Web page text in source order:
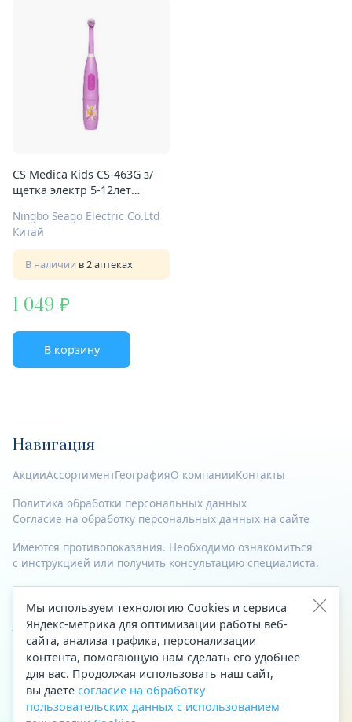
CS Medica Kids CS-463G з/
щетка электр 5-12лет
Ningbo Seago Electric Co.Ltd
Китай
В наличии в 2 аптеках
1 049
В корзину
Навигация
АкцииАссортиментГеографияО компанииКонтакты
Политика обработки персональных данных
Согласие на обработку персональных данных на сайте
Имеются противопоказания. Необходимо ознакомиться
с инструкцией или получить консультацию специалиста.
© 2023—2026 Все права защищены.
Адрес
Архангельск, ул. Папанина, д. 19 (вход в здание со стороны
автоцентра «Тойота»)
Приемная Генерального директора
Мы используем технологию Cookies и сервиса
Яндекс-метрика для оптимизации работы веб-
сайта, анализа трафика, персонализации
контента, помогающую нам сделать его удобнее
для вас. Продолжая использовать наш сайт,
вы даете согласие на обработку
пользовательских данных с использованием